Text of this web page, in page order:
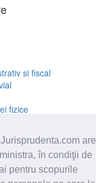
are
în condiţii de
pentru scopurile
si fiscal
fizice